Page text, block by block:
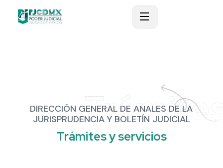
DIRECCIÓN GENERAL DE ANALES DE LA
JURISPRUDENCIA Y BOLETÍN JUDICIAL
Trámites y servicios